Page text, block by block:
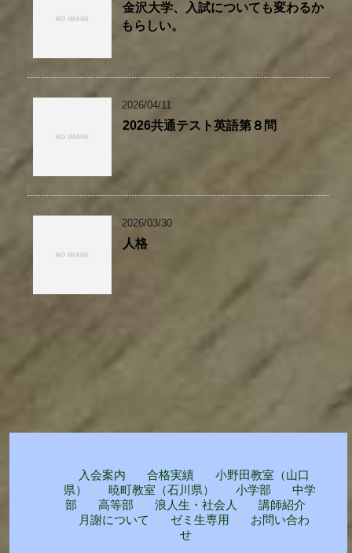
金沢大学、入試についても変わるか
もらしい。
2026/04/11
2026共通テスト英語第８問
2026/03/30
人格
入会案内 合格実績
小野田教室（山口
県）
暁町教室（石川県） 小学部
中学
部
高等部 浪人生・社会人
講師紹介
月謝について
ゼミ生専用
お問い合わ
せ